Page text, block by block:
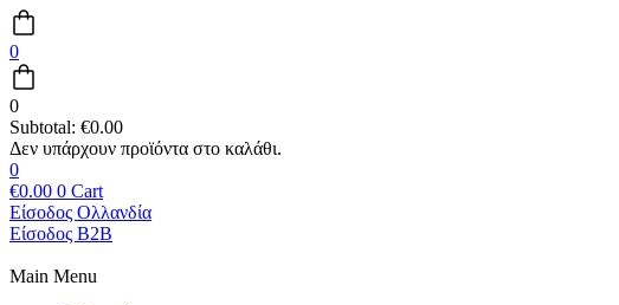
0
0
Subtotal: €0.00
0
€0.00 0 Cart
Είσοδος Ολλανδία
Είσοδος B2B
Main Menu